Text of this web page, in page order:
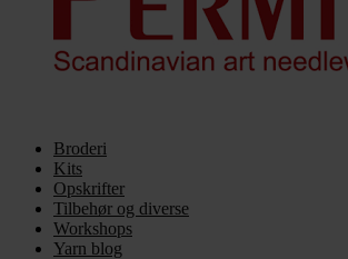
Broderi
Kits
Opskrifter
Tilbehør og diverse
Workshops
Yarn blog